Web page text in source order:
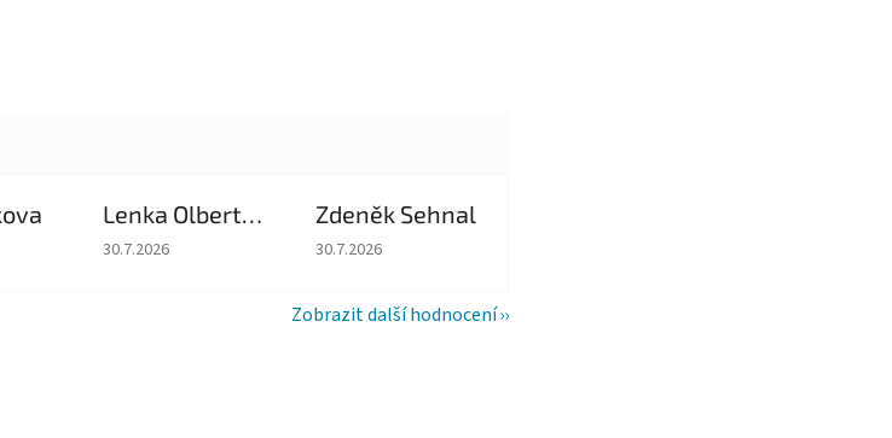
je 5 z 5 hvězdiček.
Lenka Olbertova
Hodnocení obchodu je 5 z 5 hvězdiček.
30.7.2026
Zdeněk Sehnal
Hodnocení obchodu je 5 z 5 hvězdiček.
30.7.2026
Zobrazit další hodnocení